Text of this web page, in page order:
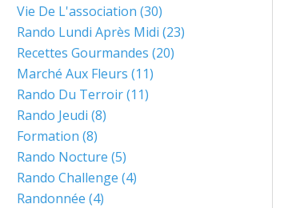
Vie De L'association (30)
Rando Lundi Après Midi (23)
Recettes Gourmandes (20)
Marché Aux Fleurs (11)
Rando Du Terroir(11)
Rando Jeudi (8)
Formation (8)
Rando Nocture (5)
Rando Challenge (4)
Randonnée (4)